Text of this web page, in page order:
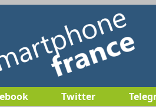
Twitter